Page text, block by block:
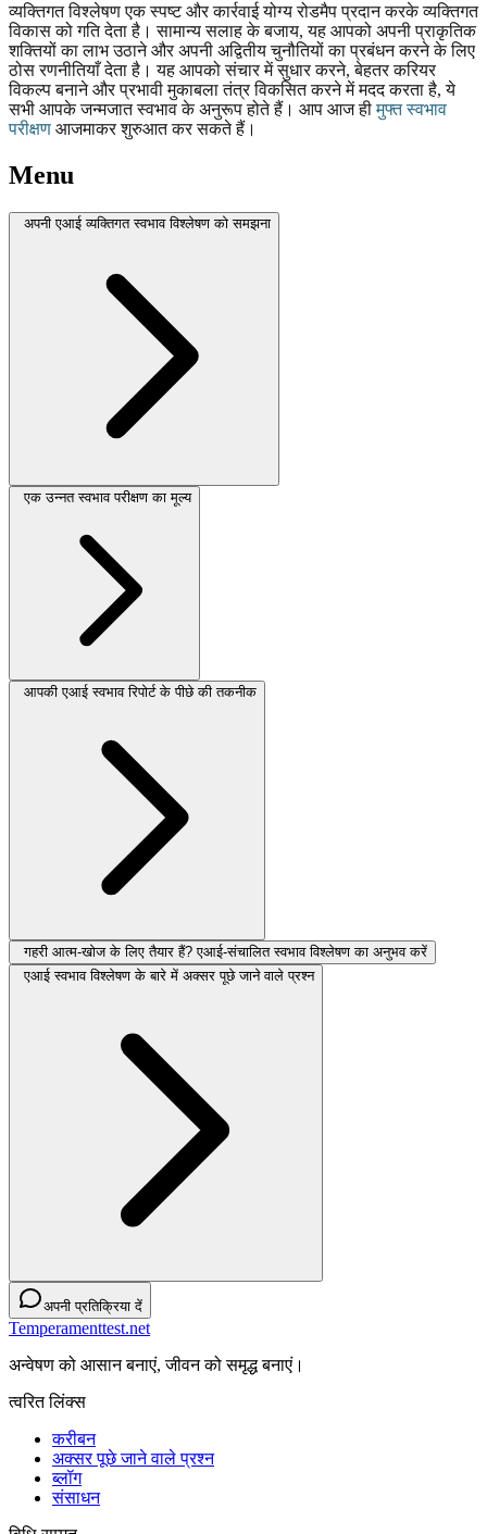
व्यक्तिगत विश्लेषण एक स्पष्ट और कार्रवाई योग्य रोडमैप प्रदान करके व्यक्तिगत
विकास को गति देता है। सामान्य सलाह के बजाय, यह आपको अपनी प्राकृतिक
शक्तियों का लाभ उठाने और अपनी अद्वितीय चुनौतियों का प्रबंधन करने के लिए
ठोस रणनीतियाँ देता है। यह आपको संचार में सुधार करने, बेहतर करियर
विकल्प बनाने और प्रभावी मुकाबला तंत्र विकसित करने में मदद करता है, ये
सभी आपके जन्मजात स्वभाव के अनुरूप होते हैं। आप आज हीमुफ्त स्वभाव
परीक्षण आजमाकर शुरुआत कर सकते हैं।
Menu
अपनी एआई व्यक्तिगत स्वभाव विश्लेषण को समझना
एक उन्नत स्वभाव परीक्षण का मूल्य
आपकी एआई स्वभाव रिपोर्ट के पीछे की तकनीक
गहरी आत्म-खोज के लिए तैयार हैं? एआई-संचालित स्वभाव विश्लेषण का अनुभव करें
एआई स्वभाव विश्लेषण के बारे में अक्सर पूछे जाने वाले प्रश्न
अपनी प्रतिक्रिया दें
Temperamenttest.net
अन्वेषण को आसान बनाएं, जीवन को समृद्ध बनाएं।
त्वरित लिंक्स
करीबन
अक्सर पूछे जाने वाले प्रश्न
ब्लॉग
संसाधन